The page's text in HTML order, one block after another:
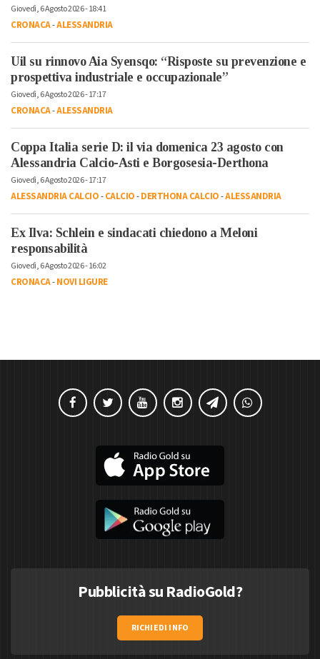
Giovedì, 6 Agosto 2026 - 18:41
CRONACA-ALESSANDRIA
Uil su rinnovo Aia Syensqo: “Risposte su prevenzione e
prospettiva industriale e occupazionale”
Giovedì, 6 Agosto 2026 - 17:17
CRONACA-ALESSANDRIA
Coppa Italia serie D: il via domenica 23 agosto con
Alessandria Calcio-Asti e Borgosesia-Derthona
Giovedì, 6 Agosto 2026 - 17:17
ALESSANDRIA CALCIO-CALCIO-DERTHONA CALCIO-ALESSANDRIA
Ex Ilva: Schlein e sindacati chiedono a Meloni
responsabilità
Giovedì, 6 Agosto 2026 - 16:02
CRONACA-NOVI LIGURE
Pubblicità su RadioGold?
RICHIEDI INFO